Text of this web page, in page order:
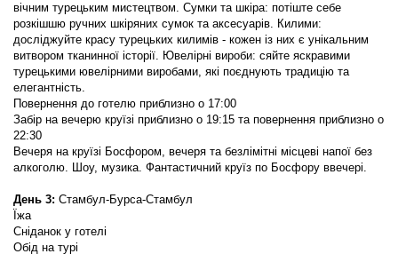
вічним турецьким мистецтвом. Сумки та шкіра: потіште себе
розкішшю ручних шкіряних сумок та аксесуарів. Килими:
досліджуйте красу турецьких килимів - кожен із них є унікальним
витвором тканинної історії. Ювелірні вироби: сяйте яскравими
турецькими ювелірними виробами, які поєднують традицію та
елегантність.
Повернення до готелю приблизно о 17:00
Забір на вечерю круїзі приблизно о 19:15 та повернення приблизно о
22:30
Вечеря на круїзі Босфором, вечеря та безлімітні місцеві напої без
алкоголю. Шоу, музика. Фантастичний круїз по Босфору ввечері.
День 3: Стамбул-Бурса-Стамбул
Їжа
Сніданок у готелі
Обід на турі